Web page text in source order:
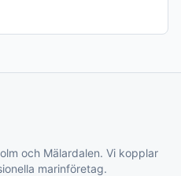
och Mälardalen. Vi kopplar
marinföretag.